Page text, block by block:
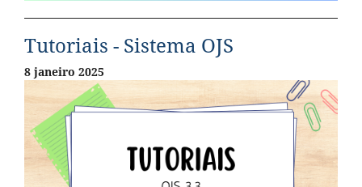
Tutoriais - Sistema OJS
8 janeiro 2025